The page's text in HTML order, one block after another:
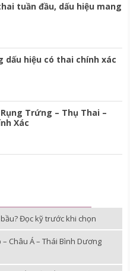
tuần đầu, dấu hiệu mang
dấu hiệu có thai chính xác
Trứng – Thụ Thai –
Xác
Đọc kỹ trước khi chọn
Châu Á – Thái Bình Dương